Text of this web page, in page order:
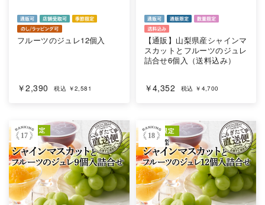
フルーツのジュレ12個入
￥2,390 税込 ￥2,581
【通販】山梨県産シャインマ
スカットとフルーツのジュレ
詰合せ6個入（送料込み）
￥4,352 税込 ￥4,700
17 18